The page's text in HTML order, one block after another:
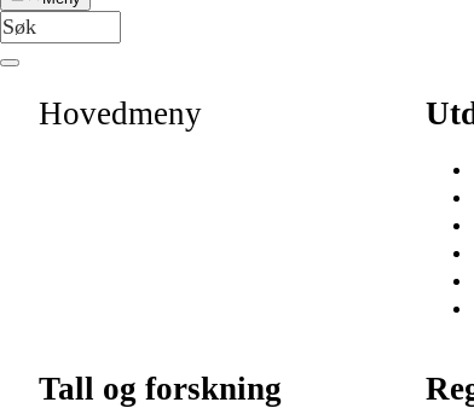
Hovedmeny
Tall og forskning